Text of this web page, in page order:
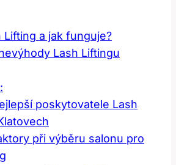
Lifting⁤ a jak funguje?
Lash⁤ Liftingu
poskytovatele Lash
⁣při výběru salonu pro